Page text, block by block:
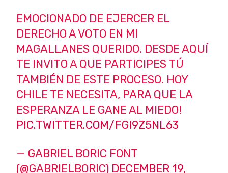
EMOCIONADO DE EJERCER EL
DERECHO A VOTO EN MI
MAGALLANES QUERIDO. DESDE AQUÍ
TE INVITO A QUE PARTICIPES TÚ
TAMBIÉN DE ESTE PROCESO. HOY
CHILE TE NECESITA, PARA QUE LA
ESPERANZA LE GANE AL MIEDO!
PIC.TWITTER.COM/FGI9Z5NL63
— GABRIEL BORIC FONT
(@GABRIELBORIC) DECEMBER 19,